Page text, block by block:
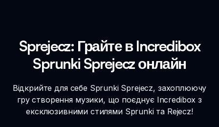
Sprejecz: Грайте в Incredibox
Sprunki Sprejecz онлайн
Відкрийте для себе Sprunki Sprejecz, захоплюючу
гру створення музики, що поєднує Incredibox з
ексклюзивними стилями Sprunki та Rejecz!